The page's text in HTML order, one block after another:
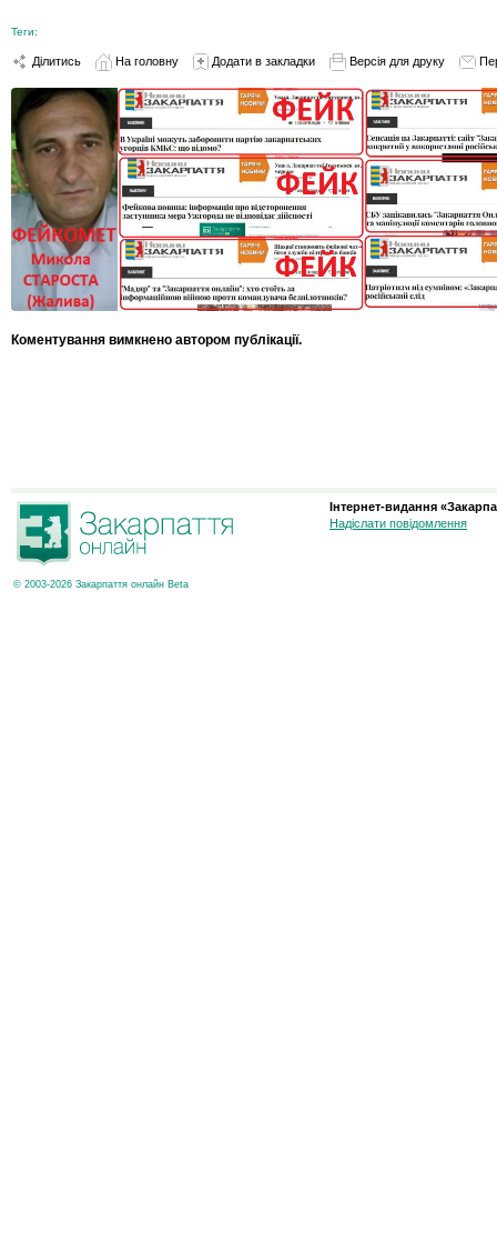
Теги:
Ділитись На головну Додати в закладки Версія для друку
Коментування вимкнено автором публікації.
© 2003-2026 Закарпаття онлайн Beta
Інтернет-видання
Надіслати повідомлення